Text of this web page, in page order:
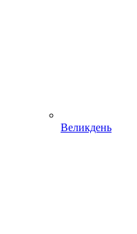
Великдень